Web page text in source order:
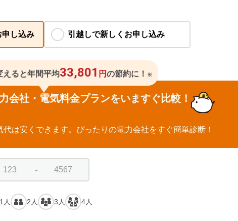
ると年間平均33,801 円の節約に！ ※
会社・電気料金プランをいますぐ比較！
は安くできます。ぴったりの電力会社をすぐ簡単診断！
-
1人 2人 3人 4人